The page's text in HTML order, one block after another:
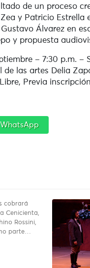
de un proceso
y Patricio Estrella
Álvarez en
y propuesta
– 7:30 p.m. –
de las artes Delia
Previa
cobrará
Cenicienta,
Rossini,
parte…